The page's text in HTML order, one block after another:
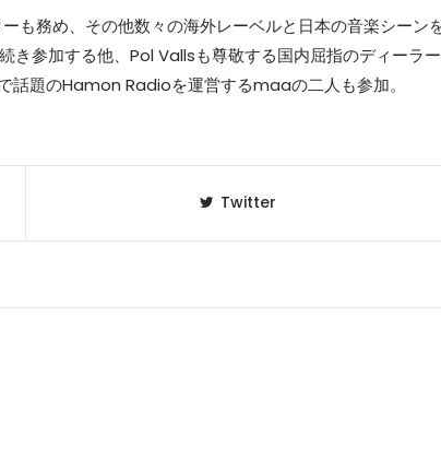
も務め、その他数々の海外レーベルと日本の音楽シーン
参加する他、Pol Vallsも尊敬する国内屈指のディーラー
題のHamon Radioを運営するmaaの二人も参加。
Twitter